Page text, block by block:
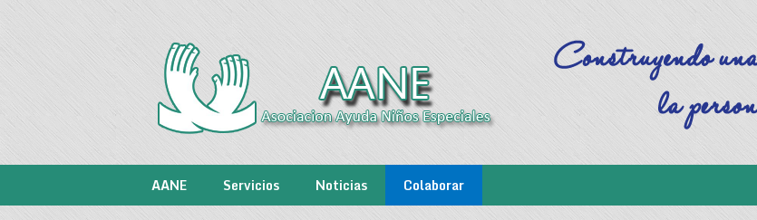
AANE Servicios Noticias Colaborar